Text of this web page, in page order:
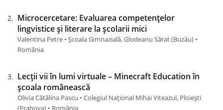
Microcercetare: Evaluarea competențelor
lingvistice și literare la școlarii mici
Valentina Petre • Școala Gimnazială, Glodeanu Sărat (Buzău) •
România
Lecții vii în lumi virtuale – Minecraft Education în
școala românească
Olivia Cătălina Pascu • Colegiul Național Mihai Viteazul, Ploiești
(Prahova) • România